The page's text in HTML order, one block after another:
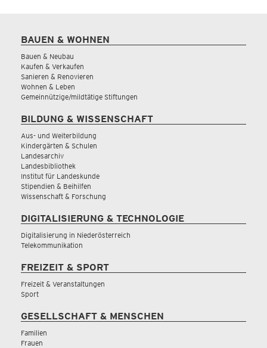
BAUEN & WOHNEN
Bauen & Neubau
Kaufen & Verkaufen
Sanieren & Renovieren
Wohnen & Leben
Gemeinnützige/mildtätige Stiftungen
BILDUNG & WISSENSCHAFT
Aus- und Weiterbildung
Kindergärten & Schulen
Landesarchiv
Landesbibliothek
Institut für Landeskunde
Stipendien & Beihilfen
Wissenschaft & Forschung
DIGITALISIERUNG & TECHNOLOGIE
Digitalisierung in Niederösterreich
Telekommunikation
FREIZEIT & SPORT
Freizeit & Veranstaltungen
Sport
GESELLSCHAFT & MENSCHEN
Familien
Frauen